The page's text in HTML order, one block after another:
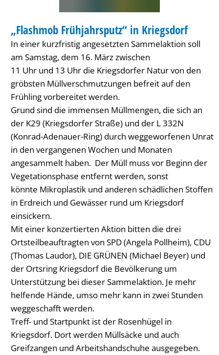
KATEGORIE: TREFFEN
„Flashmob Frühjahrsputz“ in Kriegsdorf
In einer kurzfristig angesetzten Sammelaktion soll
am Samstag, dem 16. März zwischen
11 Uhr und 13 Uhr die Kriegsdorfer Natur von den
gröbsten Müllverschmutzungen befreit auf den
Frühling vorbereitet werden.
Grund sind die immensen Müllmengen, die sich an
der K29 (Kriegsdorfer Straße) und der L 332N
(Konrad-Adenauer-Ring) durch weggeworfenen Unrat
in den vergangenen Wochen und Monaten
angesammelt haben. Der Müll muss vor Beginn der
Vegetationsphase entfernt werden, sonst
könnte Mikroplastik und anderen schädlichen Stoffen
in Erdreich und Gewässer rund um Kriegsdorf
einsickern.
Mit einer konzertierten Aktion bitten die drei
Ortsteilbeauftragten von SPD (Angela Pollheim), CDU
(Thomas Laudor), DIE GRÜNEN (Michael Beyer) und
der Ortsring Kriegsdorf die Bevölkerung um
Unterstützung bei dieser Sammelaktion. Je mehr
helfende Hände, umso mehr kann in zwei Stunden
weggeschafft werden.
Treff- und Startpunkt ist der Rosenhügel in
Kriegsdorf. Dort werden Müllsäcke und auch
Greifzangen und Arbeitshandschuhe ausgegeben.